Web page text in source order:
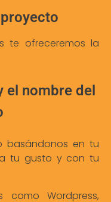
te ofreceremos la
el nombre del
basándonos en tu
tu gusto y con tu
como Wordpress,